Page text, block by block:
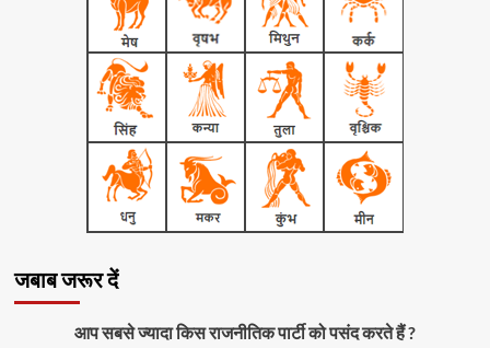
जबाब जरूर दें
आप सबसे ज्यादा किस राजनीतिक पार्टी को पसंद करते हैं ?